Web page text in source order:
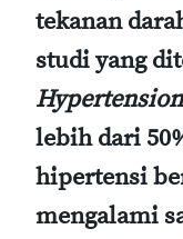
tekanan
studi yang
Hypertension
lebih dari
hipertensi
mengalami